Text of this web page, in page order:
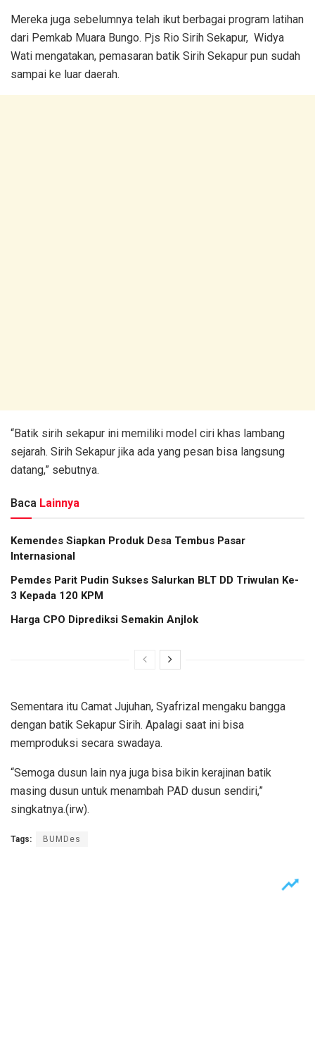
Mereka juga sebelumnya telah ikut berbagai program latihan
dari Pemkab Muara Bungo. Pjs Rio Sirih Sekapur, Widya
Wati mengatakan, pemasaran batik Sirih Sekapur pun sudah
sampai ke luar daerah.
“Batik sirih sekapur ini memiliki model ciri khas lambang
sejarah. Sirih Sekapur jika ada yang pesan bisa langsung
datang,” sebutnya.
Baca Lainnya
Kemendes Siapkan Produk Desa Tembus Pasar
Internasional
Pemdes Parit Pudin Sukses Salurkan BLT DD Triwulan Ke-
3 Kepada 120 KPM
Harga CPO Diprediksi Semakin Anjlok
Sementara itu Camat Jujuhan, Syafrizal mengaku bangga
dengan batik Sekapur Sirih. Apalagi saat ini bisa
memproduksi secara swadaya.
“Semoga dusun lain nya juga bisa bikin kerajinan batik
masing dusun untuk menambah PAD dusun sendiri,”
singkatnya.(irw).
Tags: BUMDes